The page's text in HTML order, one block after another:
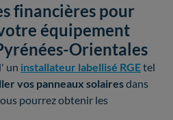
financières pour
équipement
Orientales
un installateur labellisé RGEtel
vos panneaux solairesdans
pourrez obtenir les